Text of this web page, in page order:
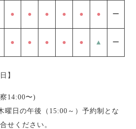
● ● ● ● ● ● ー
● ● ● ● ● ▲ ー
】
14:00〜)
日の午後（15:00～）予約制とな
せください。